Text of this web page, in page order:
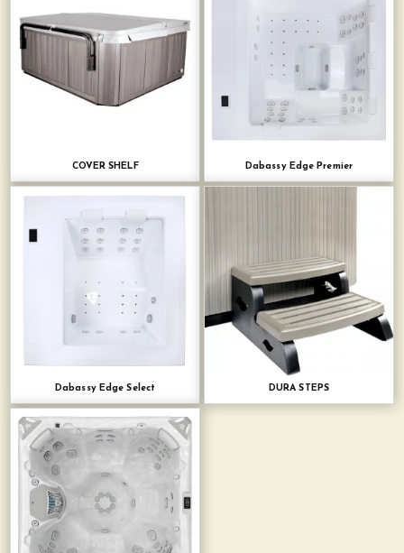
COVER SHELF Dabassy Edge Premier
Dabassy Edge Select DURA STEPS